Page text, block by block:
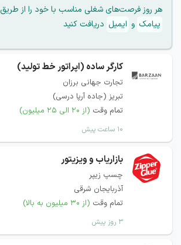
هر روز فرصت‌های شغلی مناسب با خود را از طریق
پیامک و ایمیل دریافت کنید
کارگر ساده (اپراتور خط تولید)
تجارت جهانی برزان
تبریز (جاده آرپا درسی)
تمام وقت (از ۲۰ الی ۲۵ میلیون)
۱۰ ساعت پیش
بازاریاب و ویزیتور
چسپ زیپر
آذربایجان شرقی
تمام وقت (از ۳۰ میلیون به بالا)
۳ روز پیش